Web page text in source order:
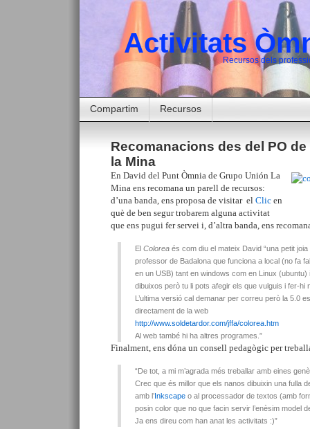
Activitats
Recursos dels
Compartim Recursos
Recomanacions des del PO
la Mina
En David del Punt Òmnia de Grupo Unión La
Mina ens recomana un parell de recursos:
d’una banda, ens proposa de visitar el Clic en
què de ben segur trobarem alguna activitat
que ens pugui fer servei i, d’altra banda, ens
El Colorea és com diu el mateix David “una petit
professor de Badalona que funciona a local (no fa
en un USB) tant en windows com en Linux (ubuntu)
dibuixos però tu li pots afegir els que vulguis i fer-hi
L’ultima versió cal demanar per correu però la 5.0
directament de la web
http://www.soldetardor.com/jffa/colorea.htm
Al web també hi ha altres programes.”
Finalment, ens dóna un consell pedagògic per
“De tot, a mi m’agrada més treballar amb eines
Crec que és millor que els nanos dibuixin una fulla
amb l’Inkscape o al processador de textos (amb
posin color que no que facin servir l’enèsim model
Ja ens direu com han anat les activitats :)”